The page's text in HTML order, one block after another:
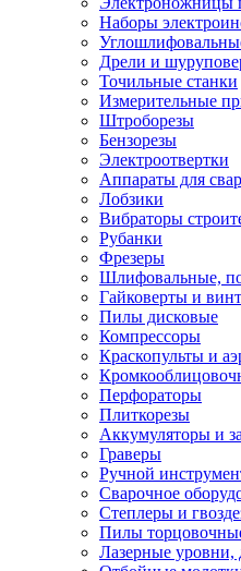
Наборы
Дрели и
Точильные станки
Измерительные
Штроборезы
Бензорезы
Электроотвертки
Аппараты для
Лобзики
Вибраторы
Рубанки
Фрезеры
Шлифовальные,
Гайковерты и
Пилы дисковые
Компрессоры
Краскопульты и
Перфораторы
Плиткорезы
Аккумуляторы и
Граверы
Ручной
Сварочное
Степлеры и
Пилы
Лазерные уровни,